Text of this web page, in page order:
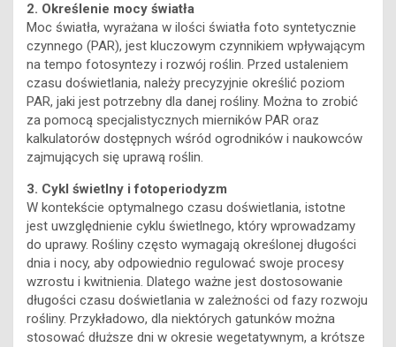
2. Określenie mocy światła
Moc światła, wyrażana w ilości światła foto syntetycznie
czynnego (PAR), jest kluczowym czynnikiem wpływającym
na tempo fotosyntezy i rozwój roślin. Przed ustaleniem
czasu doświetlania, należy precyzyjnie określić poziom
PAR, jaki jest potrzebny dla danej rośliny. Można to zrobić
za pomocą specjalistycznych mierników PAR oraz
kalkulatorów dostępnych wśród ogrodników i naukowców
zajmujących się uprawą roślin.
3. Cykl świetlny i fotoperiodyzm
W kontekście optymalnego czasu doświetlania, istotne
jest uwzględnienie cyklu świetlnego, który wprowadzamy
do uprawy. Rośliny często wymagają określonej długości
dnia i nocy, aby odpowiednio regulować swoje procesy
wzrostu i kwitnienia. Dlatego ważne jest dostosowanie
długości czasu doświetlania w zależności od fazy rozwoju
rośliny. Przykładowo, dla niektórych gatunków można
stosować dłuższe dni w okresie wegetatywnym, a krótsze